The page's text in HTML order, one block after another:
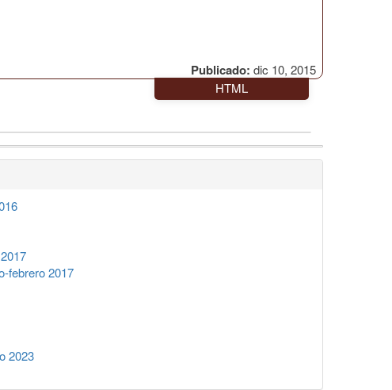
Publicado: dic 10, 2015
HTML
febrero 2017
2023